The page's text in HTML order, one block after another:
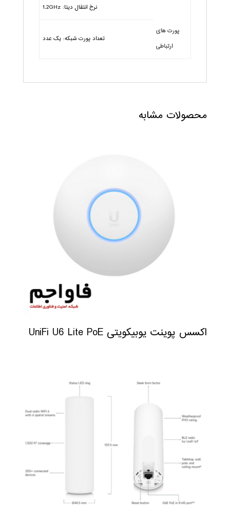
نرخ انتقال دیتا: 1.2GHz
پورت های
ارتباطی
تعداد پورت شبکه: یک عدد
محصولات مشابه
اکسس پوینت یوبیکویتی UniFi U6 Lite PoE